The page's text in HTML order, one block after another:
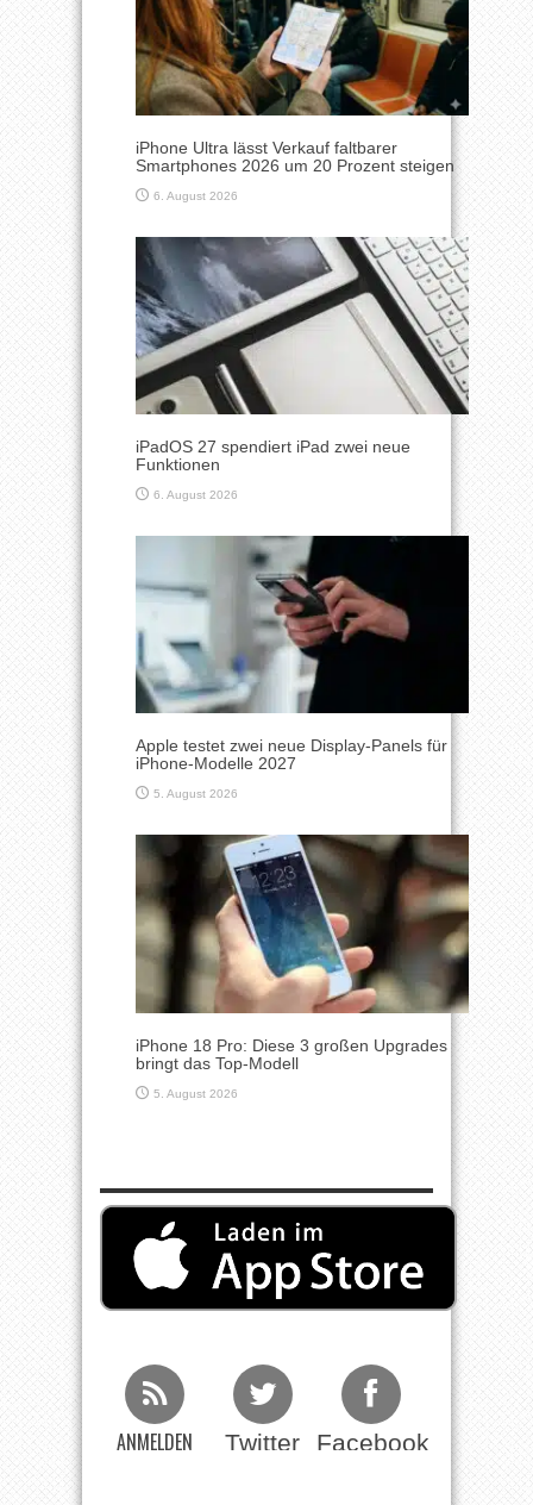
iPhone Ultra lässt Verkauf faltbarer
Smartphones 2026 um 20 Prozent steigen
6. August 2026
iPadOS 27 spendiert iPad zwei neue
Funktionen
6. August 2026
Apple testet zwei neue Display-Panels für
iPhone-Modelle 2027
5. August 2026
iPhone 18 Pro: Diese 3 großen Upgrades
bringt das Top-Modell
5. August 2026
ANMELDEN Twitter Facebook